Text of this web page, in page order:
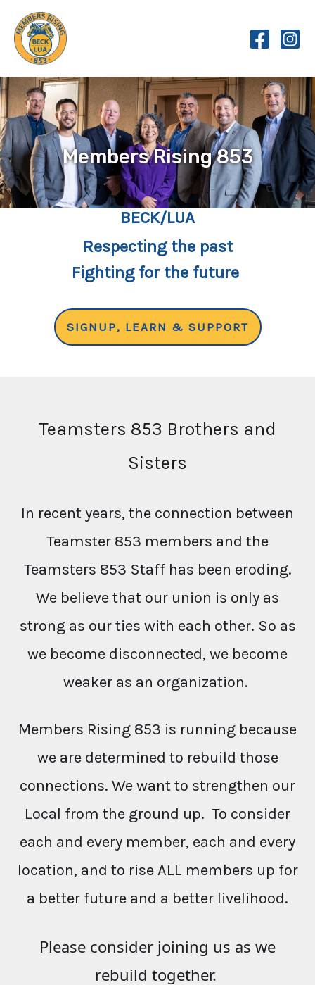
content
Members Rising 853
BECK/LUA
Respecting the past
Fighting for the future
SIGNUP, LEARN & SUPPORT
Teamsters 853 Brothers and
Sisters
In recent years, the connection between
Teamster 853 members and the
Teamsters 853 Staff has been eroding.
We believe that our union is only as
strong as our ties with each other. So as
we become disconnected, we become
weaker as an organization.
Members Rising 853 is running because
we are determined to rebuild those
connections. We want to strengthen our
Local from the ground up. To consider
each and every member, each and every
location, and to rise ALL members up for
a better future and a better livelihood.
Please consider joining us as we
rebuild together.